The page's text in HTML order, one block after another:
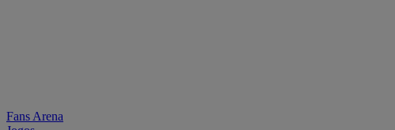
Fans Arena